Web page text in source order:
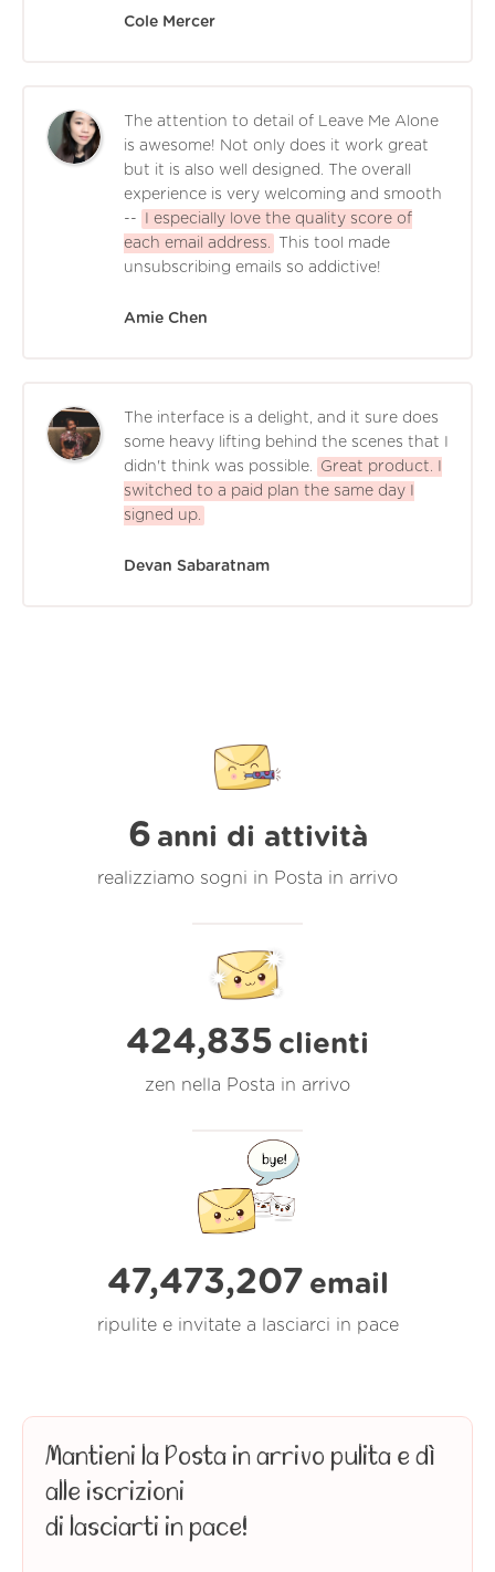
Cole Mercer
The attention to detail of Leave Me Alone
is awesome! Not only does it work great
but it is also well designed. The overall
experience is very welcoming and smooth
--
I especially love the quality score of
each email address.
This tool made
unsubscribing emails so addictive!
Amie Chen
The interface is a delight, and it sure does
some heavy lifting behind the scenes that I
didn't think was possible.
Great product. I
switched to a paid plan the same day I
signed up.
Devan Sabaratnam
6 anni di attività
realizziamo sogni in Posta in arrivo
424,835 clienti
zen nella Posta in arrivo
47,473,208 email
ripulite e invitate a lasciarci in pace
Mantieni la Posta in arrivo pulita e dì
alle iscrizioni
di lasciarti in pace!